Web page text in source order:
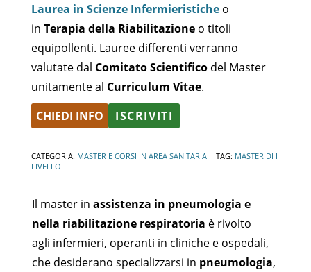
Laurea in Scienze Infermieristiche o
in Terapia della Riabilitazione o titoli
equipollenti. Lauree differenti verranno
valutate dal Comitato Scientifico del Master
unitamente al Curriculum Vitae.
CHIEDI INFO
ISCRIVITI
CATEGORIA: MASTER E CORSI IN AREA SANITARIA TAG: MASTER DI I
LIVELLO
Il master in assistenza in pneumologia e
nella riabilitazione respiratoria è rivolto
agli infermieri, operanti in cliniche e ospedali,
che desiderano specializzarsi in pneumologia,